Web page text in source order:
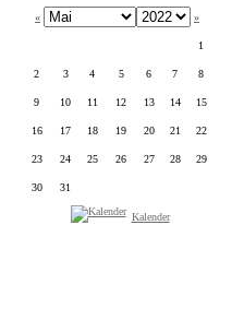
« »
1
2 3 4 5 6 7 8
9 10 11 12 13 14 15
16 17 18 19 20 21 22
23 24 25 26 27 28 29
30 31
Kalender